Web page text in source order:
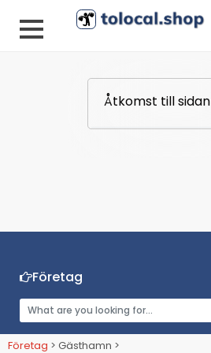
Åtkomst till sidan
Företag
Företag > Gästhamn >